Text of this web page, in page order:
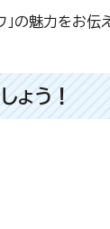
」の魅力をお伝
ょう！